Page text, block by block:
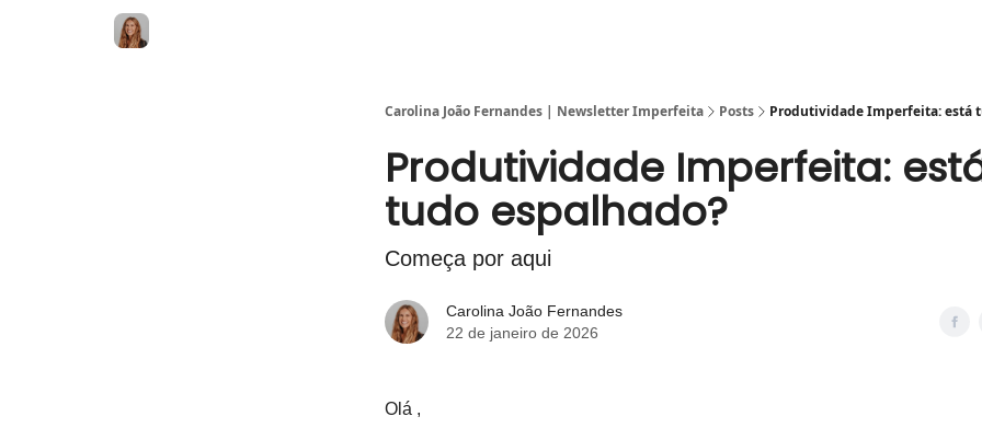
Carolina João Fernandes | Newsletter Imperfeita Posts Produtividade Imperfeita: está
Produtividade Imperfeita:
tudo espalhado?
Começa por aqui
Carolina João Fernandes
22 de janeiro de 2026
Olá ,